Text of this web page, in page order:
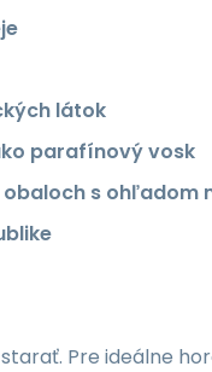
látok
parafínový vosk
s ohľadom
Pre ideálne